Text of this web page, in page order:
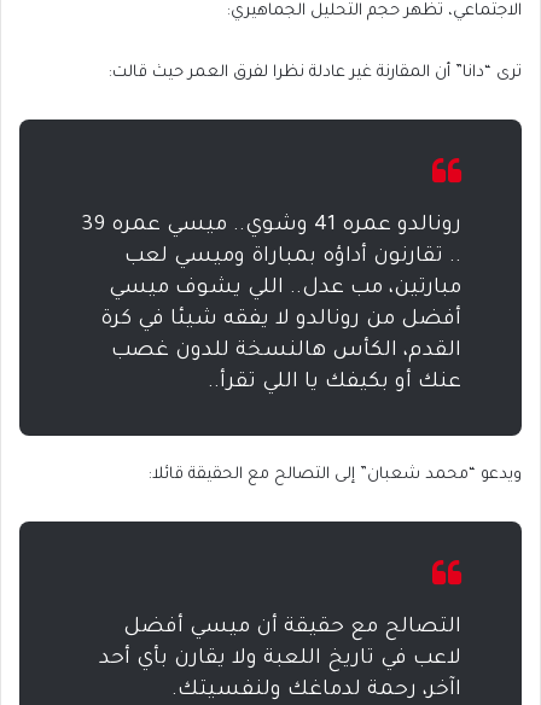
الاجتماعي، تظهر حجم التحليل الجماهيري:
ترى “دانا” أن المقارنة غير عادلة نظرا لفرق العمر حيث قالت:
رونالدو عمره 41 وشوي.. ميسي عمره 39
.. تقارنون أداؤه بمباراة وميسي لعب
مبارتين، مب عدل.. اللي يشوف ميسي
أفضل من رونالدو لا يفقه شيئا في كرة
القدم، الكأس هالنسخة للدون غصب
عنك أو بكيفك يا اللي تقرأ..
ويدعو “محمد شعبان” إلى التصالح مع الحقيقة قائلا:
التصالح مع حقيقة أن ميسي أفضل
لاعب في تاريخ اللعبة ولا يقارن بأي أحد
اآخر، رحمة لدماغك ولنفسيتك.